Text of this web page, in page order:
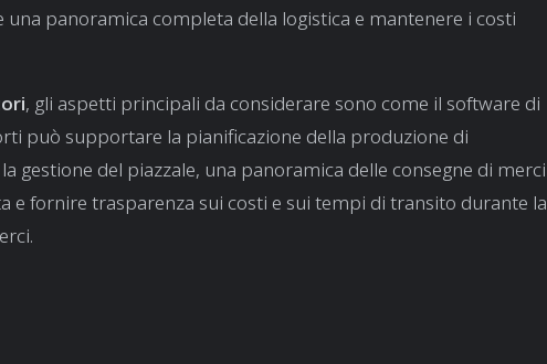
una panoramica completa della logistica e mantenere i costi
, gli aspetti principali da considerare sono come il software di
può supportare la pianificazione della produzione di
gestione del piazzale, una panoramica delle consegne di merci
e fornire trasparenza sui costi e sui tempi di transito durante la